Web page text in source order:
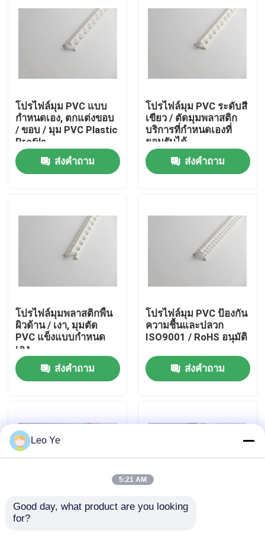
เกี่ยวกับเรา
ทัวร์โรงงาน
การควบคุมคุณภาพ
ติดต่อเรา
ข่าว
โปรไฟล์มุม PVC แบบ
กำหนดเอง, ตกแต่งขอบ
/ ขอบ / มุม PVC Plastic
Profile
ส่งคำถาม
โปรไฟล์มุม PVC ระดับสี
เขียว / ตัดมุมพลาสติก
บริการที่กำหนดเองที่
ยอมรับได้
ส่งคำถาม
โปรไฟล์มุมพลาสติกพื้น
ผิวด้าน / เงา, มุมตัด
PVC แข็งแบบกำหนด
เอง
ส่งคำถาม
โปรไฟล์มุม PVC ป้องกัน
ความชื้นและปลวก
ISO9001 / RoHS อนุมัติ
ส่งคำถาม
แผ่นปิดมุมพลาสติกโพลี
Leo Ye
5:21 AM
Good day, what product are you looking
for?